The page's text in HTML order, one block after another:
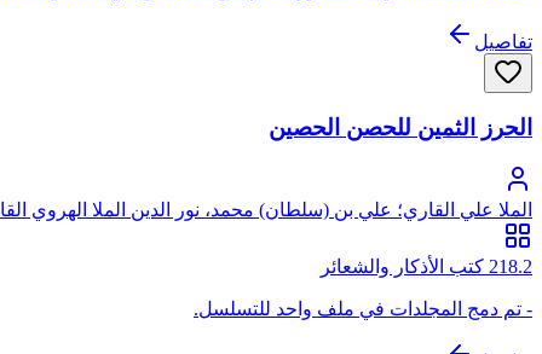
تفاصيل
الحرز الثمين للحصن الحصين
الملا علي القاري؛ علي بن (سلطان) محمد، نور الدين الملا الهروي
218.2 كتب الأذكار والشعائر
- تم دمج المجلدات في ملف واحد للتسلسل.